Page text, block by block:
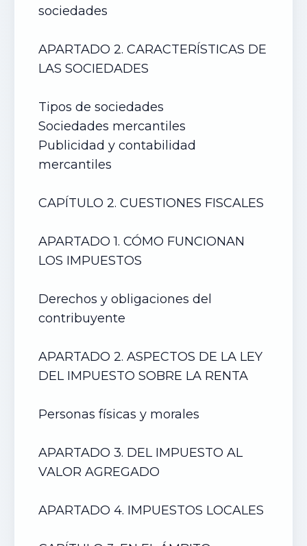
sociedades
APARTADO 2. CARACTERÍSTICAS DE
LAS SOCIEDADES
Tipos de sociedades
Sociedades mercantiles
Publicidad y contabilidad
mercantiles
CAPÍTULO 2. CUESTIONES FISCALES
APARTADO 1. CÓMO FUNCIONAN
LOS IMPUESTOS
Derechos y obligaciones del
contribuyente
APARTADO 2. ASPECTOS DE LA LEY
DEL IMPUESTO SOBRE LA RENTA
Personas físicas y morales
APARTADO 3. DEL IMPUESTO AL
VALOR AGREGADO
APARTADO 4. IMPUESTOS LOCALES